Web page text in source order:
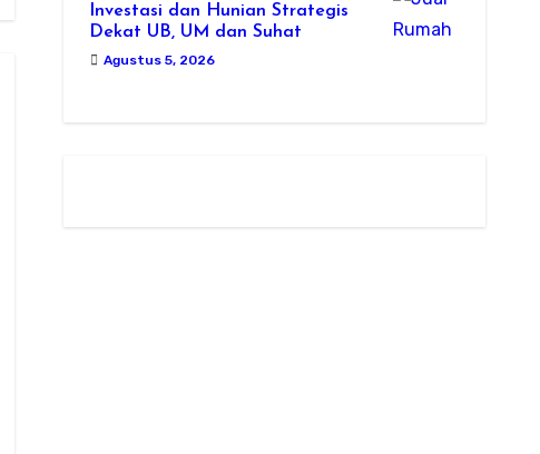
Investasi dan Hunian Strategis
Dekat UB, UM dan Suhat
Agustus 5, 2026